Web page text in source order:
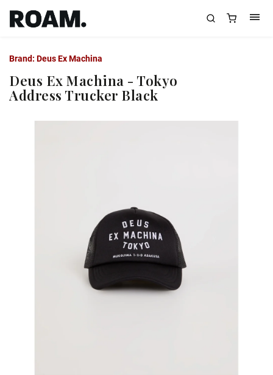
Deus Ex Machina - Tokyo
Address Trucker Black
Brand: Deus Ex Machina